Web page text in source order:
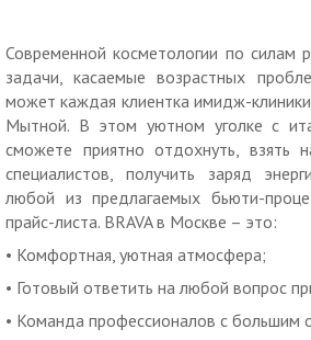
Современной косметологии по силам
задачи, касаемые возрастных
может каждая клиентка имидж-
Мытной. В этом уютном уголке с
сможете приятно отдохнуть, взять
специалистов, получить заряд
любой из предлагаемых бьюти-
прайс-листа. BRAVA в Москве – это:
• Комфортная, уютная атмосфера;
• Готовый ответить на любой вопрос
• Команда профессионалов с большим